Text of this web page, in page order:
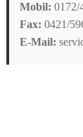
Mobil: 0172/
Fax: 0421/
E-Mail: